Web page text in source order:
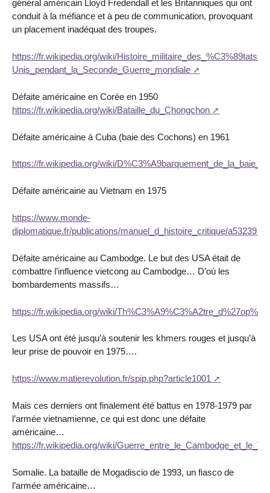
général américain Lloyd Fredendall et les Britanniques qui ont
conduit à la méfiance et à peu de communication, provoquant
un placement inadéquat des troupes.
https://fr.wikipedia.org/wiki/Histoire_militaire_des_%C3%89tats-
Unis_pendant_la_Seconde_Guerre_mondiale
Défaite américaine en Corée en 1950
https://fr.wikipedia.org/wiki/Bataille_du_Chongchon
Défaite américaine à Cuba (baie des Cochons) en 1961
https://fr.wikipedia.org/wiki/
Défaite américaine au Vietnam en 1975
https://www.monde-
diplomatique.fr/publications/manuel_d_histoire_critique/a53239
Défaite américaine au Cambodge. Le but des USA était de
combattre l’influence vietcong au Cambodge… D’où les
bombardements massifs…
https://fr.wikipedia.org/wiki/
Les USA ont été jusqu’à soutenir les khmers rouges et jusqu’à
leur prise de pouvoir en 1975….
https://www.matierevolution.fr/spip.php?article1001
Mais ces derniers ont finalement été battus en 1978-1979 par
l’armée vietnamienne, ce qui est donc une défaite
américaine…
https://fr.wikipedia.org/wiki/
Somalie. La bataille de Mogadiscio de 1993, un fiasco de
l’armée américaine…